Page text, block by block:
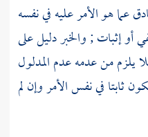
عما هو الأمر عليه في نفسه
أو إثبات ; والخبر دليل على
يلزم من عدمه عدم المدلول
ثابتا في نفس الأمر وإن لم